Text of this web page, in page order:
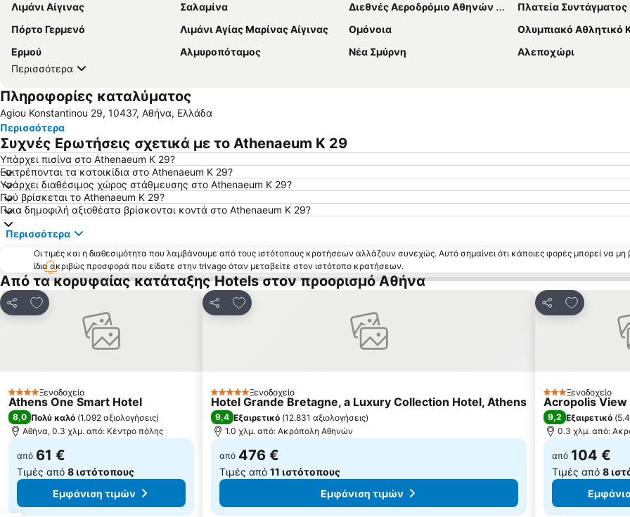
Λιμάνι Αίγινας Σαλαμίνα Διεθνές Αεροδρόμιο Αθηνών Ελευθέριος Βενιζέλος
Πλατεία Συντάγματος
Πόρτο Γερμενό
Λιμάνι Αγίας Μαρίνας Αίγινας Ομόνοια
Ολυμπιακό Αθλητικό Κέντρο Αθηνών
Ερμού
Αλμυροπόταμος Νέα Σμύρνη
Αλεποχώρι
Περισσότερα
Πληροφορίες καταλύματος
Agiou Konstantinou 29, 10437, Αθήνα, Ελλάδα
Περισσότερα
Συχνές Ερωτήσεις σχετικά με το Athenaeum K 29
Υπάρχει πισίνα στο Athenaeum K 29?
Επιτρέπονται τα κατοικίδια στο Athenaeum K 29?
Υπάρχει διαθέσιμος χώρος στάθμευσης στο Athenaeum K 29?
Πού βρίσκεται το Athenaeum K 29?
Ποια δημοφιλή αξιοθέατα βρίσκονται κοντά στο Athenaeum K 29?
Περισσότερα
Οι τιμές και η διαθεσιμότητα που λαμβάνουμε από τους ιστότοπους κρατήσεων αλλάζουν συνεχώς. Αυτό σημαίνει ότι κάποιες φορές μπορεί να μη
ίδια ακριβώς προσφορά που είδατε στην trivago όταν μεταβείτε στον ιστότοπο κρατήσεων.
Από τα κορυφαίας κατάταξης Hotels στον προορισμό Αθήνα
Κοινοποίηση
Προσθήκη στα αγαπημένα
4 ΑστέριαΞενοδοχείο
Athens One Smart Hotel
8,0 Πολύ καλό (1.092 αξιολογήσεις)
Αθήνα, 0.3 χλμ. από: Κέντρο πόλης
από 61 €
Τιμές από 8 ιστότοπους
Εμφάνιση τιμών
Κοινοποίηση
Προσθήκη στα αγαπημένα
5 ΑστέριαΞενοδοχείο
Hotel Grande Bretagne, a Luxury Collection Hotel, Athens
9,4 Εξαιρετικό (12.831 αξιολογήσεις)
1.0 χλμ. από: Ακρόπολη Αθηνών
από 476 €
Τιμές από 11 ιστότοπους
Εμφάνιση τιμών
Κοινοποίηση
Προσθήκη
3 ΑστέριαΞενοδοχείο
Acropolis View
9,2 Εξαιρετικό (
0.3 χλμ. από:
από 104 €
Τιμές από 8